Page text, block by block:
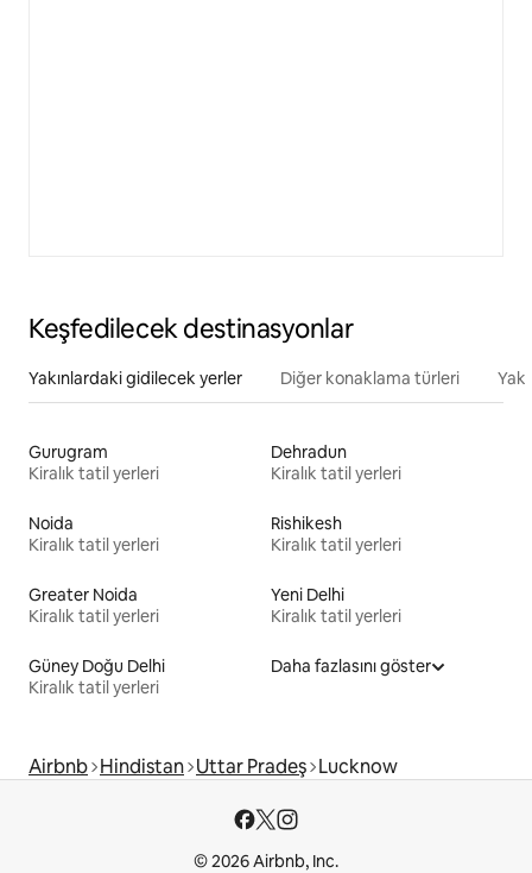
Keşfedilecek destinasyonlar
Yakınlardaki gidilecek yerler Diğer konaklama türleri
Gurugram
Kiralık tatil yerleri
Dehradun
Kiralık tatil yerleri
Noida
Kiralık tatil yerleri
Rishikesh
Kiralık tatil yerleri
Greater Noida
Kiralık tatil yerleri
Yeni Delhi
Kiralık tatil yerleri
Güney Doğu Delhi
Kiralık tatil yerleri
Daha fazlasını göster
Airbnb Hindistan Uttar Pradeş Lucknow
© 2026 Airbnb, Inc.